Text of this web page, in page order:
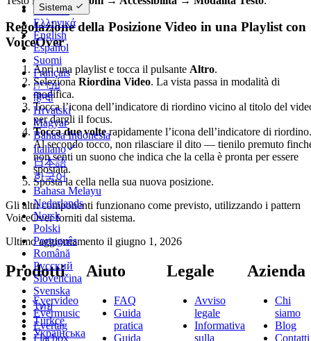
Deutsch
Ελληνικά
English
Español
Suomi
Français
עברית
हिन्दी
Hrvatski
Magyar
Bahasa Indonesia
Italiano
日本語
한국어
Bahasa Melayu
Nederlands
Norsk
Polski
Português
Română
Русский
Slovenčina
Svenska
ไทย
Türkçe
Українська
Sistema
Regolazione della Posizione Video in una Playlist con
VoiceOver
Apri una playlist e tocca il pulsante Altro.
Seleziona Riordina Video. La vista passa in modalità di
modifica.
Tocca l’icona dell’indicatore di riordino vicino al titolo del
per dargli il focus.
Tocca due volterapidamente l’icona dell’indicatore di riordino.
Al secondo tocco, non rilasciare il dito — tienilo premuto
non senti un suono che indica che la cella è pronta per essere
spostata.
Sposta la cella nella sua nuova posizione.
Gli altri componenti funzionano come previsto, utilizzando i pattern
VoiceOver forniti dal sistema.
Ultimo aggiornamento il giugno 1, 2026
Prodotti
Evervideo
Evermusic
Evertag
Flacbox
Aiuto
FAQ
Guida
pratica
Guida
Legale
Avviso
legale
Informativa
sulla
Azienda
Chi
siamo
Blog
Contatti